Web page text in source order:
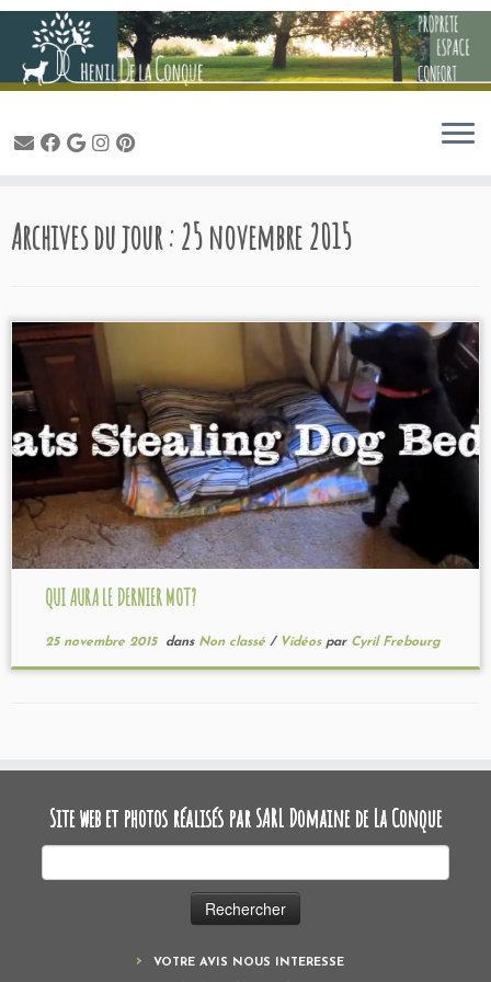
auArchives du jour :25 novembre 2015
QUI AURA LE DERNIER MOT?
25 novembre 2015dans Non classé / Vidéos par Cyril Frebourg
Site web et photos réalisés par SARL Domaine de La Conque
VOTRE AVIS NOUS INTERESSE